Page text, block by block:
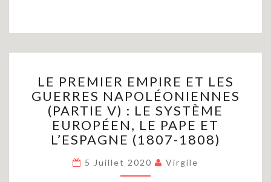
PREMIER
EMPIRE
ET
LES
GUERRES
NAPOLÉONIENNES
(PARTIE
V)
LE PREMIER EMPIRE ET LES
GUERRES NAPOLÉONIENNES
(PARTIE V) : LE SYSTÈME
EUROPÉEN, LE PAPE ET
L’ESPAGNE (1807-1808)
5 Juillet 2020 Virgile